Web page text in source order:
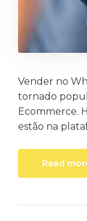
Vender no
tornado
Ecommerce.
estão na
Read